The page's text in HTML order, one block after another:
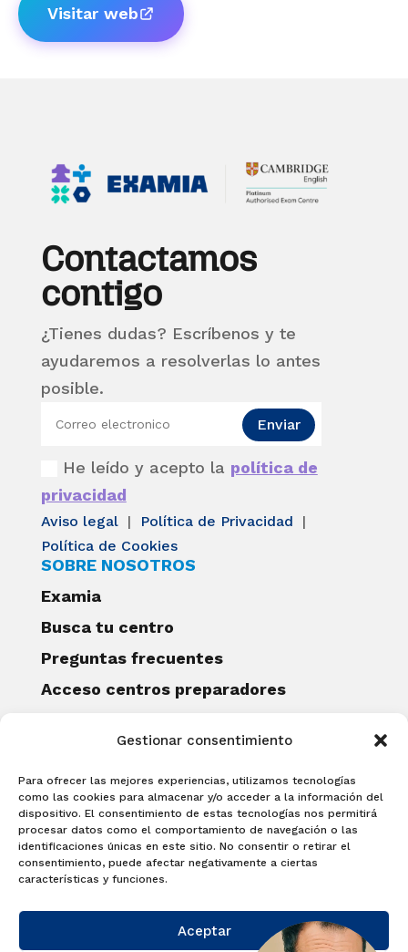
Gestionar consentimiento
Para ofrecer las mejores experiencias, utilizamos tecnologías
como las cookies para almacenar y/o acceder a la información del
dispositivo. El consentimiento de estas tecnologías nos permitirá
procesar datos como el comportamiento de navegación o las
identificaciones únicas en este sitio. No consentir o retirar el
consentimiento, puede afectar negativamente a ciertas
características y funciones.
Aceptar
Visitar web
Contactamos
contigo
¿Tienes dudas? Escríbenos y te
ayudaremos a resolverlas lo antes
posible.
He leído y acepto la política de
privacidad
Enviar
Aviso legal | Política de Privacidad
|
Política de Cookies
SOBRE NOSOTROS
Examia
Busca tu centro
Preguntas frecuentes
Acceso centros preparadores
Becas Examia
Contacto
CERTIFICACIONES
Linguaskill
Cambridge English Qualifications
EXAMÍNATE
Matricúlate con nosotros y obtén tu